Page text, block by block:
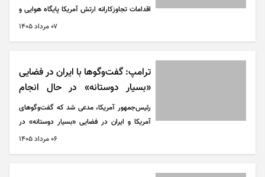
اقدامات تجاوزکارانه ارتش آمریکا پایگاه هوایی و
مرکز فرماندهی مرکزی این ارتش در اردن را با
۰۷ مرداد ۱۴۰۵
ترامپ: گفت‌و‌گو‌ها با ایران در فضایی
«بسیار دوستانه» در حال انجام
است
رئیس‌جمهور آمریکا، مدعی شد که گفت‌و‌گو‌های
آمریکا و ایران در فضایی «بسیار دوستانه» در
۰۶ مرداد ۱۴۰۵